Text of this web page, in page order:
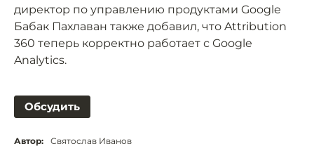
директор по управлению продуктами Google
Бабак Пахлаван также добавил, что Attribution
360 теперь корректно работает с Google
Analytics.
Обсудить
Автор: Святослав Иванов